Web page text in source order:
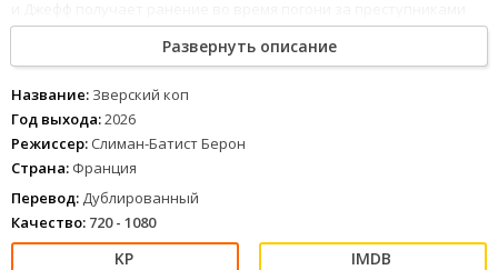
по зоопарку.
Выйдя из комы после сложной операции, Джефф обнаруживает
у себя невероятный дар: теперь он понимает язык животных.
Опасаясь, что его примут за сумасшедшего, Джефф хранит свою
способность в тайне и начинает использовать её при раскрытии
преступлений и в личной жизни.
1234 5 67 8
Развернуть описание
Название: Зверский коп
Год выхода:2026
Режиссер: Слиман-Батист Берон
Страна: Франция
Перевод: Дублированный
Качество: 720 - 1080